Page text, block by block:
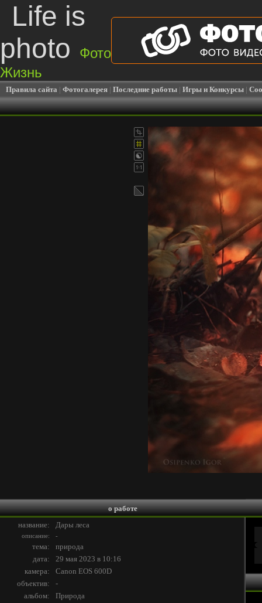
Life is
photo
Фото
Жизнь
Правила сайта | Фотогалерея | Последние работы | Игры и Конкурсы |
о работе
название:
Дары леса
описание: -
тема:
природа
дата:
29 мая 2023 в 10:16
камера:
Canon EOS 600D
объектив:
-
альбом:
Природа